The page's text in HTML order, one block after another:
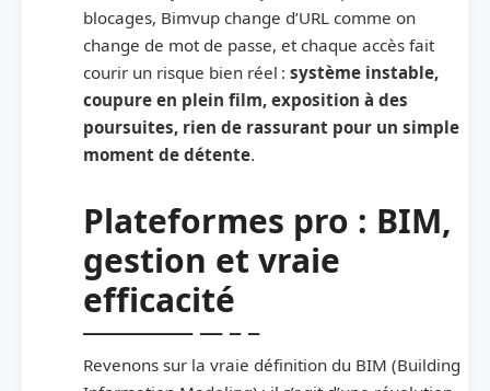
blocages, Bimvup change d’URL comme on
change de mot de passe, et chaque accès fait
courir un risque bien réel : système instable,
coupure en plein film, exposition à des
poursuites, rien de rassurant pour un simple
moment de détente.
Plateformes pro : BIM,
gestion et vraie
efficacité
Revenons sur la vraie définition du BIM (Building